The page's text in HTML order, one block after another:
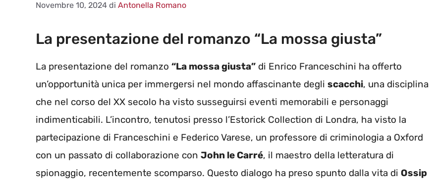
Novembre 10, 2024 di Antonella Romano
La presentazione del romanzo “La mossa giusta”
La presentazione del romanzo “La mossa giusta” di Enrico Franceschini ha offerto
un’opportunità unica per immergersi nel mondo affascinante degli scacchi, una disciplina
che nel corso del XX secolo ha visto susseguirsi eventi memorabili e personaggi
indimenticabili. L’incontro, tenutosi presso l’Estorick Collection di Londra, ha visto la
partecipazione di Franceschini e Federico Varese, un professore di criminologia a Oxford
con un passato di collaborazione con John le Carré, il maestro della letteratura di
spionaggio, recentemente scomparso. Questo dialogo ha preso spunto dalla vita di Ossip